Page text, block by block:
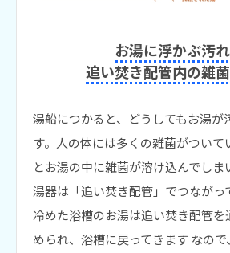
お湯に浮かぶ汚
追い焚き配管内の雑
湯船につかると、どうしてもお湯が
す。人の体には多くの雑菌がついて
とお湯の中に雑菌が溶け込んでしま
湯器は「追い焚き配管」でつながっ
冷めた浴槽のお湯は追い焚き配管を
められ、浴槽に戻ってきます なの